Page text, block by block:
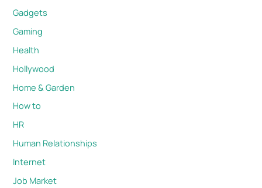
Gadgets
Gaming
Health
Hollywood
Home & Garden
How to
HR
Human Relationships
Internet
Job Market